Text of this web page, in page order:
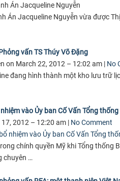
Án Jacqueline Nguyễn
Án Jacqueline Nguyễn vừa được
vấn TS Thúy Võ Ðặng
on March 22, 2012 – 12:02 am | No
đang hình thành một kho lưu trữ
vào Ủy ban Cố Vấn Tổng thống
2012 – 12:20 am | No Comment
chính quyền Mỹ khi Tổng thống
chuyên …